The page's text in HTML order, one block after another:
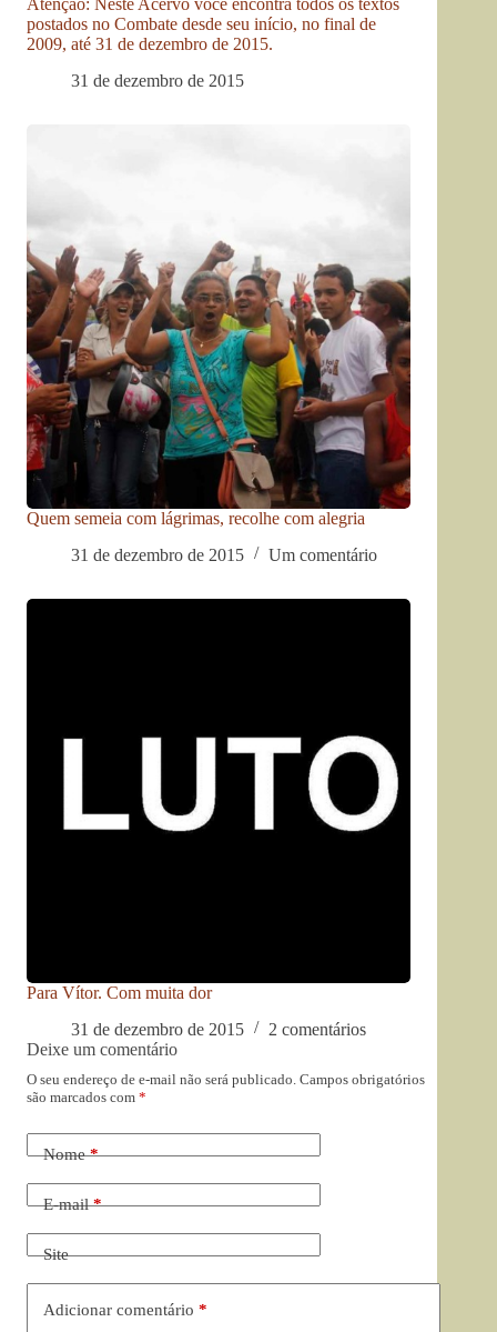
Atenção: Neste Acervo você encontra todos os textos
postados no Combate desde seu início, no final de
2009, até 31 de dezembro de 2015.
31 de dezembro de 2015
Quem semeia com lágrimas, recolhe com alegria
31 de dezembro de 2015
Um comentário
Para Vítor. Com muita dor
31 de dezembro de 2015
2 comentários
Deixe um comentário
O seu endereço de e-mail não será publicado. Campos obrigatórios
são marcados com *
Nome*
E-mail*
Site
Adicionar comentário *